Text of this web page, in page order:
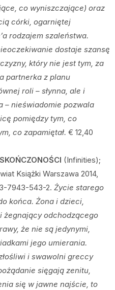
co wyniszczające) oraz
córki, ogarniętej
rodzajem szaleństwa.
dostaje szansę
który nie jest tym, za
partnerka z planu
roli – słynna, ale i
– nieświadomie pozwala
pomiędzy tym, co
co zapamiętał. € 12,40
(Infinities);
Książki Warszawa 2014,
7943-543-2. Życie starego
końca. Żona i dzieci,
żegnający odchodzącego
że nie są jedynymi,
jego umierania.
i swawolni greccy
sięgają zenitu,
się w jawne najście, to